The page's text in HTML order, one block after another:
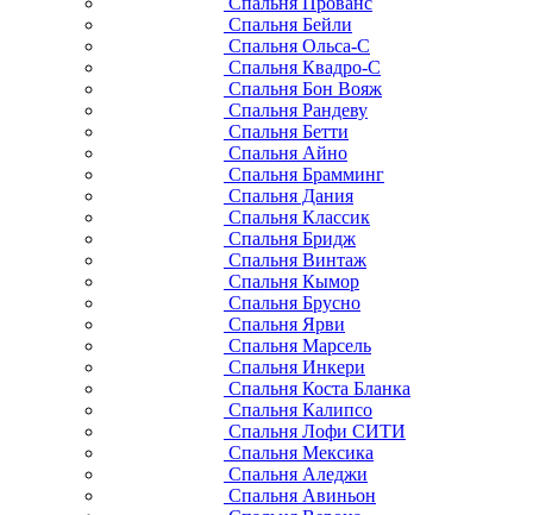
Спальня Бейли
Спальня Ольса-С
Спальня Квадро-С
Спальня Бон Вояж
Спальня Рандеву
Спальня Бетти
Спальня Айно
Спальня Брамминг
Спальня Дания
Спальня Классик
Спальня Бридж
Спальня Винтаж
Спальня Кымор
Спальня Брусно
Спальня Ярви
Спальня Марсель
Спальня Инкери
Спальня Коста Бланка
Спальня Калипсо
Спальня Лофи СИТИ
Спальня Мексика
Спальня Аледжи
Спальня Авиньон